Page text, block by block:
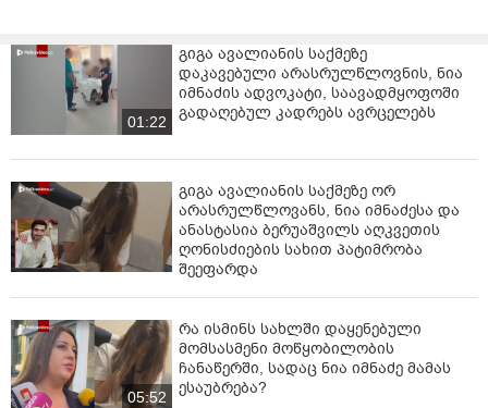
01:22
გიგა ავალიანის საქმეზე
დაკავებული არასრულწლოვნის, ნია
იმნაძის ადვოკატი, საავადმყოფოში
გადაღებულ კადრებს ავრცელებს
გიგა ავალიანის საქმეზე ორ
არასრულწლოვანს, ნია იმნაძესა და
ანასტასია ბერუაშვილს აღკვეთის
ღონისძიების სახით პატიმრობა
შეეფარდა
05:52
რა ისმინს სახლში დაყენებული
მომსასმენი მოწყობილობის
ჩანაწერში, სადაც ნია იმნაძე მამას
ესაუბრება?